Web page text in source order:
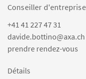
Conseiller
+41 41 227 47 31
davide.bottino@axa.ch
prendre rendez-vous
Détails